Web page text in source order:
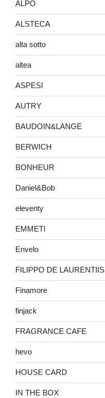
ALPO
ALSTECA
alta sotto
altea
ASPESI
AUTRY
BAUDOIN&LANGE
BERWICH
BONHEUR
Daniel&Bob
eleventy
EMMETI
Envelo
FILIPPO DE LAURENTIIS
Finamore
finjack
FRAGRANCE CAFE
hevo
HOUSE CARD
IN THE BOX